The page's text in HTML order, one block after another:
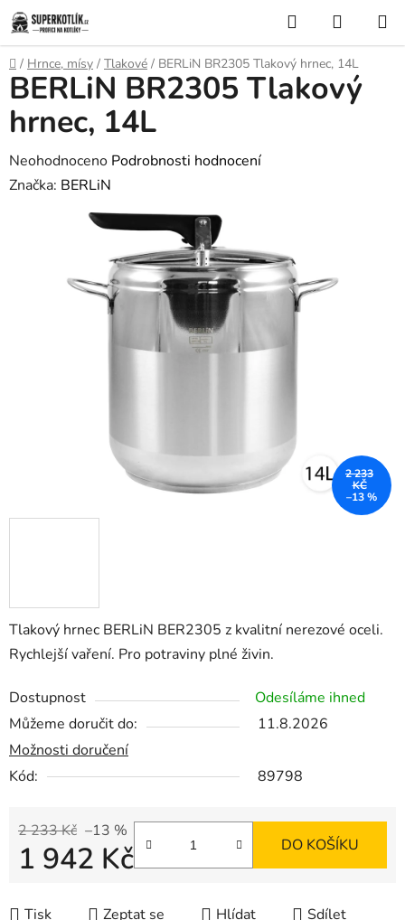
Přejít
na
obsah
Hledat
KOŠÍK
Domů
/ Hrnce, mísy / Tlakové / BERLiN BR2305 Tlakový hrnec, 14L
Tlakový hrnec BERLiN BER2305 z kvalitní nerezové oceli.
Rychlejší vaření. Pro potraviny plné živin.
Dostupnost
Odesíláme ihned
Můžeme doručit do:
11.8.2026
Možnosti doručení
Kód:
89798
2 233 Kč –13 %
1 942 Kč DO KOŠÍKU
Tisk Zeptat se Hlídat Sdílet
BERLiN BR2305 Tlakový
hrnec, 14L
Průměrné
hodnocení
Neohodnoceno Podrobnosti hodnocení
Značka: BERLiN
2 233
KČ
–13 %